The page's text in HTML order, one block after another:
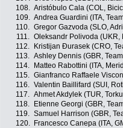
108. Aristóbulo Cala (COL,
109. Andrea Guardini (ITA,
110. Gregor Gazvoda (SLO,
111. Oleksandr Polivoda (UKR,
112.
Kristijan Ðurasek (CRO,
113. Ashley Dennis (GBR,
114.
Matteo Rabottini (ITA,
115. Gianfranco Raffaele
116. Valentin Baillifard (SUI,
117. Ahmet Akdylek (TUR,
118.
Etienne Georgi (GBR,
119. Samuel Harrison (GBR,
120.
Francesco Canepa (ITA,